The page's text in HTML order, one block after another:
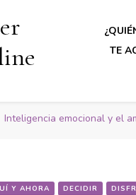
TE
Inteligencia emocional y el
Y AHORA DECIDIR